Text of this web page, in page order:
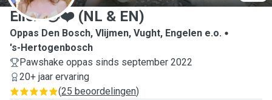
Ellen 🐱❤️ (NL & EN)
Oppas Den Bosch, Vlijmen, Vught, Engelen e.o.
's-Hertogenbosch
Pawshake oppas sinds september 2022
20+ jaar ervaring
(25 beoordelingen)